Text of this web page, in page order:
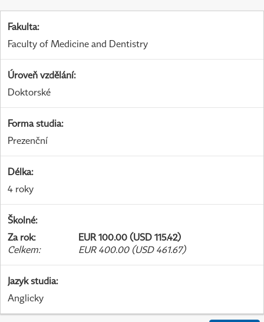
Fakulta:
Faculty of Medicine and Dentistry
Úroveň vzdělání:
Doktorské
Forma studia:
Prezenční
Délka:
4 roky
Školné:
Za rok:
EUR 100.00 (USD 115.42)
Celkem: EUR 400.00 (USD 461.67)
Jazyk studia:
Anglicky